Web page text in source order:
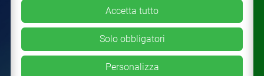
Accetta tutto
Solo obbligatori
Personalizza